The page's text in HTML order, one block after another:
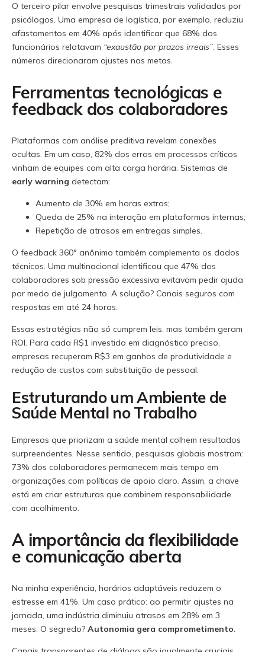
O terceiro pilar envolve pesquisas trimestrais validadas por
psicólogos. Uma empresa de logística, por exemplo, reduziu
afastamentos em 40% após identificar que 68% dos
funcionários relatavam “exaustão por prazos irreais”. Esses
números direcionaram ajustes nas metas.
Ferramentas tecnológicas e
feedback dos colaboradores
Plataformas com análise preditiva revelam conexões
ocultas. Em um caso, 82% dos erros em processos críticos
vinham de equipes com alta carga horária. Sistemas de
early warning detectam:
Aumento de 30% em horas extras;
Queda de 25% na interação em plataformas internas;
Repetição de atrasos em entregas simples.
O feedback 360° anônimo também complementa os dados
técnicos. Uma multinacional identificou que 47% dos
colaboradores sob pressão excessiva evitavam pedir ajuda
por medo de julgamento. A solução? Canais seguros com
respostas em até 24 horas.
Essas estratégias não só cumprem leis, mas também geram
ROI. Para cada R$1 investido em diagnóstico preciso,
empresas recuperam R$3 em ganhos de produtividade e
redução de custos com substituição de pessoal.
Estruturando um Ambiente de
Saúde Mental no Trabalho
Empresas que priorizam a saúde mental colhem resultados
surpreendentes. Nesse sentido, pesquisas globais mostram:
73% dos colaboradores permanecem mais tempo em
organizações com políticas de apoio claro. Assim, a chave
está em criar estruturas que combinem responsabilidade
com acolhimento.
A importância da flexibilidade
e comunicação aberta
Na minha experiência, horários adaptáveis reduzem o
estresse em 41%. Um caso prático: ao permitir ajustes na
jornada, uma indústria diminuiu atrasos em 28% em 3
meses. O segredo?Autonomia gera comprometimento.